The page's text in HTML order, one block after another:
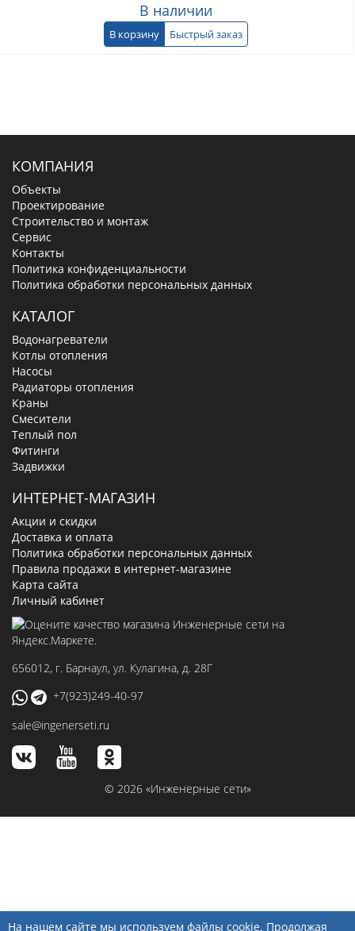
В наличии
В корзину Быстрый заказ
КОМПАНИЯ
Объекты
Проектирование
Строительство и монтаж
Сервис
Контакты
Политика конфиденциальности
Политика обработки персональных данных
КАТАЛОГ
Водонагреватели
Котлы отопления
Насосы
Радиаторы отопления
Краны
Смесители
Теплый пол
Фитинги
Задвижки
ИНТЕРНЕТ-МАГАЗИН
Акции и скидки
Доставка и оплата
Политика обработки персональных данных
Правила продажи в интернет-магазине
Карта сайта
Личный кабинет
656012, г. Барнаул, ул. Кулагина, д. 28Г
+7(923)249-40-97
sale@ingenerseti.ru
© 2026 «Инженерные сети»
На нашем сайте мы используем файлы cookie. Продолжая